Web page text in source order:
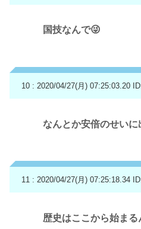
国技なんで😜
10 : 2020/04/27(月) 07:25:03.20
なんとか安倍のせいに
11 : 2020/04/27(月) 07:25:18.34
歴史はここから始まる